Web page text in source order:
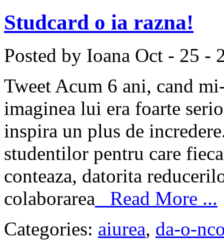
Studcard o ia razna!
Posted by Ioana Oct - 25 -
Tweet Acum 6 ani, cand
imaginea lui era foarte
inspira un plus de
studentilor pentru care
conteaza, datorita
colaborarea Read More ...
Categories: aiurea, da-o-